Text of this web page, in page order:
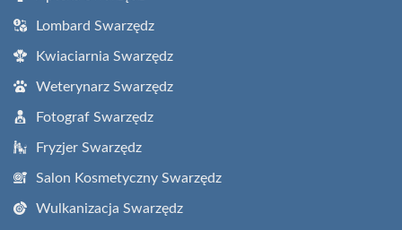
Lombard Swarzędz
Kwiaciarnia Swarzędz
Weterynarz Swarzędz
Fotograf Swarzędz
Fryzjer Swarzędz
Salon Kosmetyczny Swarzędz
Wulkanizacja Swarzędz